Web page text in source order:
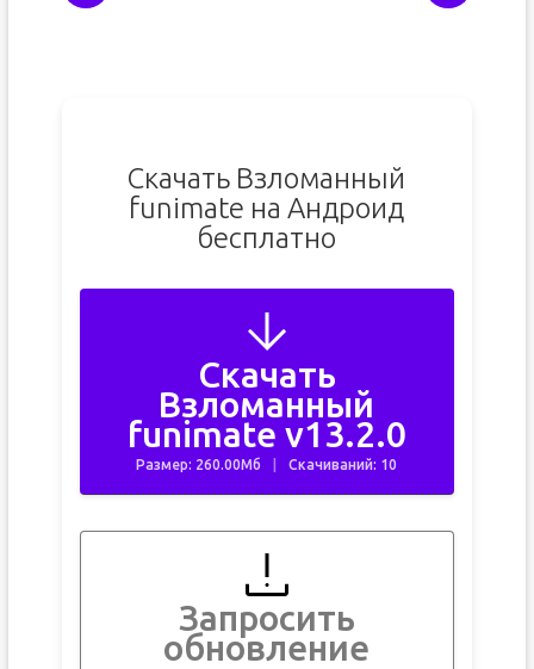
Скачать Взломанный
funimate на Андроид
бесплатно
Скачать
Взломанный
funimate v13.2.0
Размер: 260.00Мб Скачиваний: 10
Запросить
обновление